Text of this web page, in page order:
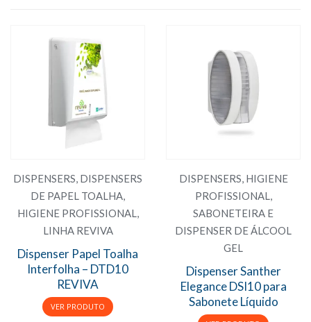
DISPENSERS, DISPENSERS
DE PAPEL TOALHA,
HIGIENE PROFISSIONAL,
LINHA REVIVA
Dispenser Papel Toalha
Interfolha – DTD10
REVIVA
DISPENSERS, HIGIENE
PROFISSIONAL,
SABONETEIRA E
DISPENSER DE ÁLCOOL
GEL
Dispenser Santher
Elegance DSI10 para
Sabonete Líquido